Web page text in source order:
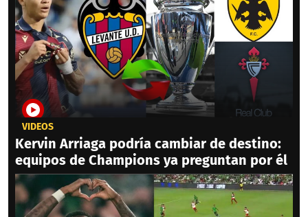
VIDEOS
Kervin Arriaga podría cambiar de destino:
equipos de Champions ya preguntan por él